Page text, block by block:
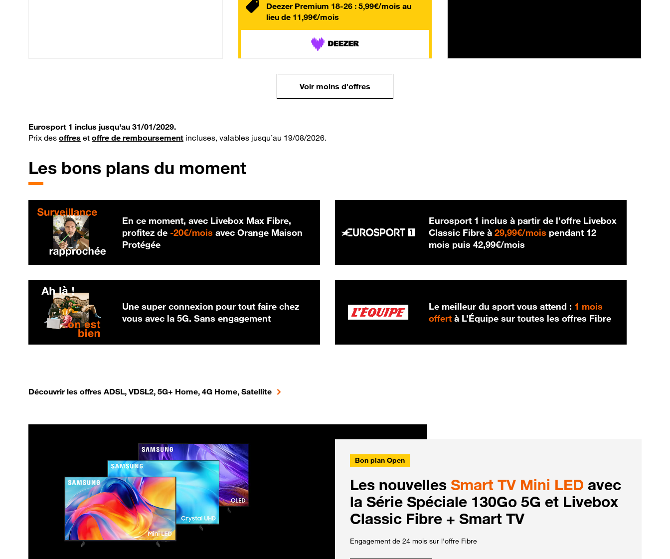
Deezer Premium 18-26 : 5,99€/mois au
lieu de 11,99€/mois
Voir moins d'offres
Eurosport 1 inclus jusqu'au 31/01/2029.
Prix des offres et offre de remboursement incluses, valables jusqu’au 19/08/2026.
Les bons plans du moment
En ce moment, avec Livebox Max Fibre,
profitez de -20€/mois 20 € par mois
avec Orange Maison
Protégée
Eurosport 1 inclus à partir de l’offre Livebox
Classic Fibre à29,99€/mois 29,99 € par mois
pendant 12
mois puis42,99€/mois
Une super connexion pour tout faire chez
vous avec la 5G. Sans engagement
Le meilleur du sport vous attend : 1 mois
offert à L’Équipe sur toutes les offres Fibre
Découvrir les offres ADSL, VDSL2, 5G+ Home, 4G Home, Satellite
Bon plan Open
Les nouvelles Smart TV Mini LED avec
la Série Spéciale 130Go 5G et Livebox
Classic Fibre + Smart TV
Engagement de 24 mois sur l'offre Fibre